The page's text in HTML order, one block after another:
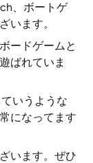
、ボートゲ
います。
ードゲームと
ばれていま
いうような
になってます
います。ぜひ